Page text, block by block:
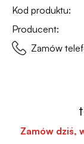
Kod produktu:
Producent:
Zamów
Zamów dziś,